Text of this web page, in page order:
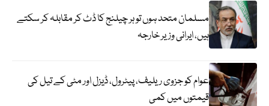
مسلمان متحد ہوں تو ہر چیلنج کا ڈٹ کر مقابلہ کر سکتے
ہیں، ایرانی وزیر خارجہ
عوام کو جزوی ریلیف، پیٹرول، ڈیزل اور مٹی کے تیل کی
قیمتوں میں کمی